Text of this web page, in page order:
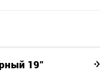
19"